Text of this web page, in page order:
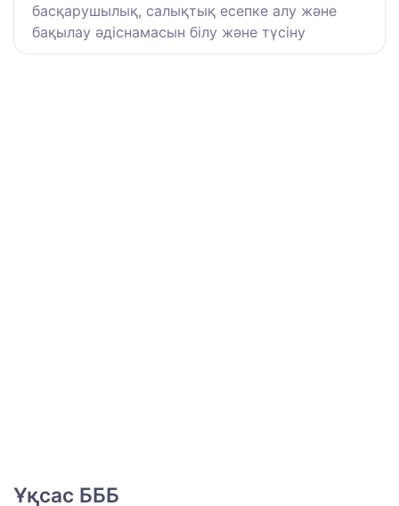
басқарушылық, салықтық есепке алу және
бақылау әдіснамасын білу және түсіну
Ұқсас БББ